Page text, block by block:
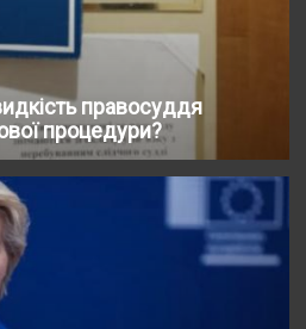
правосуддя
процедури?